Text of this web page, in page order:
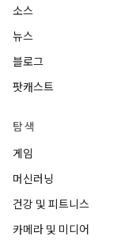
소스
뉴스
블로그
팟캐스트
탐색
게임
머신러닝
건강 및 피트니스
카메라 및 미디어